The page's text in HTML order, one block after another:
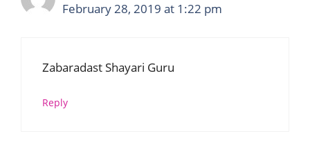
February 28, 2019 at 1:22 pm
Zabaradast Shayari Guru
Reply